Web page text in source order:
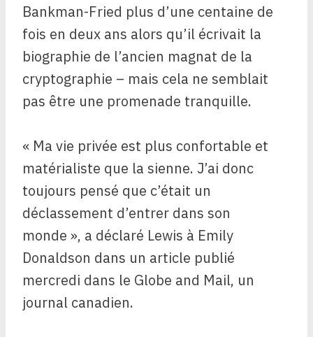
Bankman-Fried plus d’une centaine de
fois en deux ans alors qu’il écrivait la
biographie de l’ancien magnat de la
cryptographie – mais cela ne semblait
pas être une promenade tranquille.
« Ma vie privée est plus confortable et
matérialiste que la sienne. J’ai donc
toujours pensé que c’était un
déclassement d’entrer dans son
monde », a déclaré Lewis à Emily
Donaldson dans un article publié
mercredi dans le Globe and Mail, un
journal canadien.